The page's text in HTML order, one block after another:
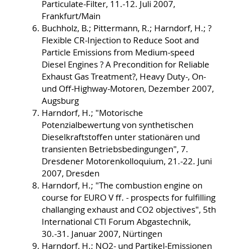
Particulate-Filter, 11.-12. Juli 2007,
Frankfurt/Main
Buchholz, B.; Pittermann, R.; Harndorf, H.; ?
Flexible CR-Injection to Reduce Soot and
Particle Emissions from Medium-speed
Diesel Engines ? A Precondition for Reliable
Exhaust Gas Treatment?, Heavy Duty-, On-
und Off-Highway-Motoren, Dezember 2007,
Augsburg
Harndorf, H.; "Motorische
Potenzialbewertung von synthetischen
Dieselkraftstoffen unter stationären und
transienten Betriebsbedingungen", 7.
Dresdener Motorenkolloquium, 21.-22. Juni
2007, Dresden
Harndorf, H.; "The combustion engine on
course for EURO V ff. - prospects for fulfilling
challanging exhaust and CO2 objectives", 5th
International CTI Forum Abgastechnik,
30.-31. Januar 2007, Nürtingen
Harndorf, H.; NO2- und Partikel-Emissionen